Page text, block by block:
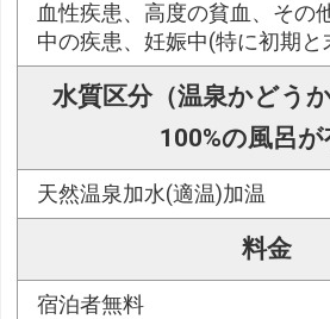
血性疾患、高度の貧血、その
中の疾患、妊娠中(特に初期と
水質区分（温泉かどう
100%の風呂が
天然温泉加水(適温)加温
料金
宿泊者無料